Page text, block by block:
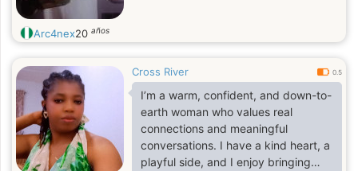
Arc4nex20 años
Cross River 0.5
I’m a warm, confident, and down-to-
earth woman who values real
connections and meaningful
conversations. I have a kind heart, a
playful side, and I enjoy bringing